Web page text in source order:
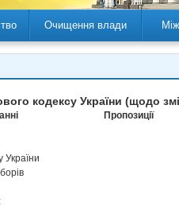
Очищення влади
кодексу України (щодо
Пропозиції
України